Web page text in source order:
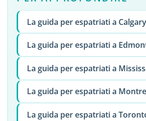
La guida per espatriati a Calgary
La guida per espatriati a
La guida per espatriati a
La guida per espatriati a
La guida per espatriati a